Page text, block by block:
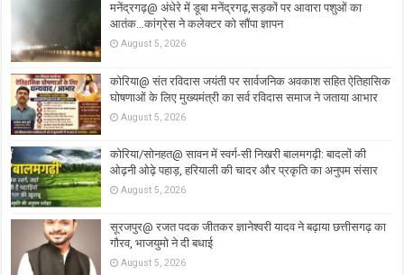
मनेंद्रगढ़@ अंधेरे में डूबा मनेंद्रगढ़,सड़कों पर आवारा पशुओं का
आतंक…कांग्रेस ने कलेक्टर को सौंपा ज्ञापन
August 5, 2026
कोरिया@ संत रविदास जयंती पर सार्वजनिक अवकाश सहित ऐतिहासिक
घोषणाओं के लिए मुख्यमंत्री का सर्व रविदास समाज ने जताया आभार
August 5, 2026
कोरिया/सोनहत@ सावन में स्वर्ग-सी निखरी बालमगढ़ी: बादलों की
ओढ़नी ओढ़े पहाड़, हरियाली की चादर और प्रकृति का अनुपम संसार
August 5, 2026
सूरजपुर@ रजत पदक जीतकर ज्ञानेश्वरी यादव ने बढ़ाया छत्तीसगढ़ का
गौरव, भाजयुमो ने दी बधाई
August 5, 2026